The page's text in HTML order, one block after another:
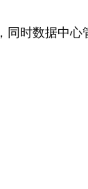
时数据中